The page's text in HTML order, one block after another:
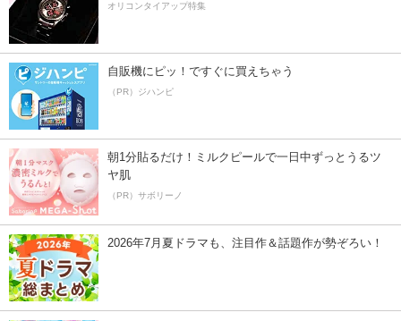
オリコンタイアップ特集
自販機にピッ！ですぐに買えちゃう
（PR）ジハンピ
朝1分貼るだけ！ミルクピールで一日中ずっとうるツ
ヤ肌
（PR）サボリーノ
2026年7月夏ドラマも、注目作＆話題作が勢ぞろい！